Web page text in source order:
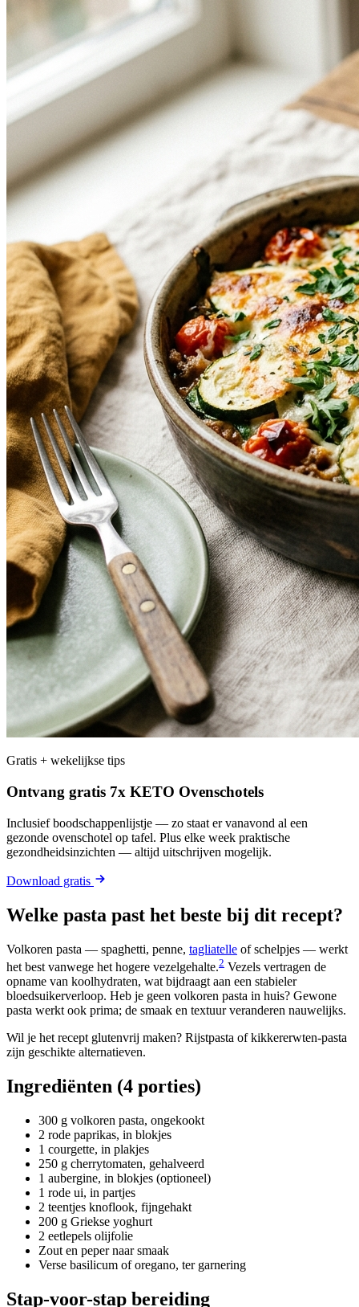
Gratis + wekelijkse tips
Ontvang gratis 7x KETO Ovenschotels
Inclusief boodschappenlijstje — zo staat er vanavond al een
gezonde ovenschotel op tafel. Plus elke week praktische
gezondheidsinzichten — altijd uitschrijven mogelijk.
Download gratis
Welke pasta past het beste bij dit recept?
Volkoren pasta — spaghetti, penne, tagliatelle of schelpjes — werkt
het best vanwege het hogere vezelgehalte.2 Vezels vertragen de
opname van koolhydraten, wat bijdraagt aan een stabieler
bloedsuikerverloop. Heb je geen volkoren pasta in huis? Gewone
pasta werkt ook prima; de smaak en textuur veranderen nauwelijks.
Wil je het recept glutenvrij maken? Rijstpasta of kikkererwten-pasta
zijn geschikte alternatieven.
Ingrediënten (4 porties)
300 g volkoren pasta, ongekookt
2 rode paprikas, in blokjes
1 courgette, in plakjes
250 g cherrytomaten, gehalveerd
1 aubergine, in blokjes (optioneel)
1 rode ui, in partjes
2 teentjes knoflook, fijngehakt
200 g Griekse yoghurt
2 eetlepels olijfolie
Zout en peper naar smaak
Verse basilicum of oregano, ter garnering
Stap-voor-stap bereiding